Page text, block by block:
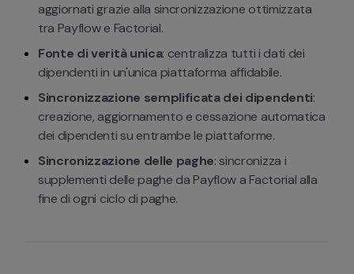
aggiornati grazie alla sincronizzazione ottimizzata
tra Payflow e Factorial.
Fonte di verità unica: centralizza tutti i dati dei
dipendenti in un'unica piattaforma affidabile.
Sincronizzazione semplificata dei dipendenti:
creazione, aggiornamento e cessazione automatica
dei dipendenti su entrambe le piattaforme.
Sincronizzazione delle paghe: sincronizza i
supplementi delle paghe da Payflow a Factorial alla
fine di ogni ciclo di paghe.